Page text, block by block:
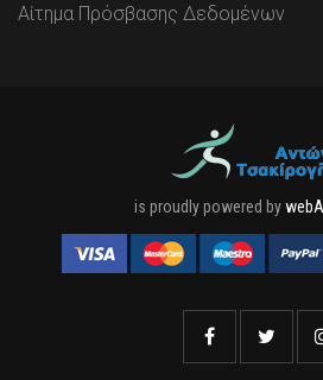
Αίτημα Πρόσβασης Δεδομένων
is proudly powered by